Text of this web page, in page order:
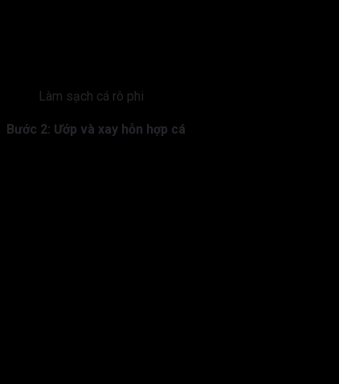
Làm sạch cá rô phi
Bước 2: Ướp và xay hỗn hợp cá